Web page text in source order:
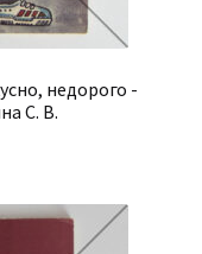
недорого -
С. В.